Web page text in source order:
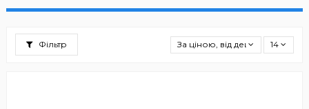
Фільтр За ціною, від дешевших
14